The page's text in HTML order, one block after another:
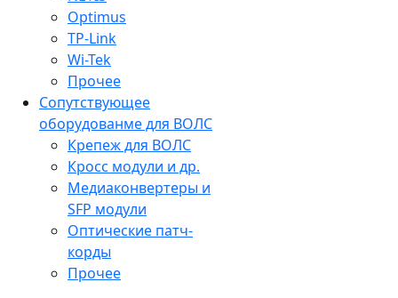
Optimus
TP-Link
Wi-Tek
Прочее
Сопутствующее
оборудованме для ВОЛС
Крепеж для ВОЛС
Кросс модули и др.
Медиаконвертеры и
SFP модули
Оптические патч-
корды
Прочее